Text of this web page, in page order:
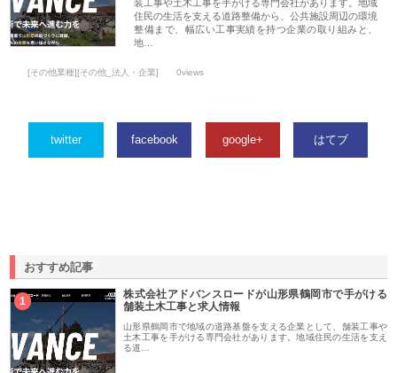
装工事や土木工事を手がける専門会社があります。地域
住民の生活を支える道路整備から、公共施設周辺の環境
整備まで、幅広い工事実績を持つ企業の取り組みと、
地…
[その他業種][その他_法人・企業] 0views
twitter facebook google+ はてブ
おすすめ記事
1
株式会社アドバンスロードが山形県鶴岡市で手がける
舗装土木工事と求人情報
山形県鶴岡市で地域の道路基盤を支える企業として、舗装工事や
土木工事を手がける専門会社があります。地域住民の生活を支え
る道…